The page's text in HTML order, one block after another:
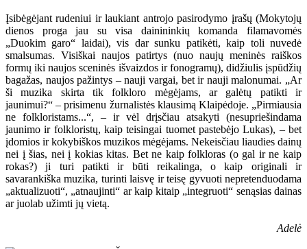
Įsibėgėjant rudeniui ir laukiant antrojo pasirodymo įrašų (Mokytojų
dienos proga jau su visa dainininkių komanda filamavomės
„Duokim garo“ laidai), vis dar sunku patikėti, kaip toli nuvedė
smalsumas. Visiškai naujos patirtys (nuo naujų meninės raiškos
formų iki naujos sceninės išvaizdos ir fonogramų), didžiulis įspūdžių
bagažas, naujos pažintys – nauji vargai, bet ir nauji malonumai. „Ar
ši muzika skirta tik folkloro mėgėjams, ar galėtų patikti ir
jaunimui?“ – prisimenu žurnalistės klausimą Klaipėdoje. „Pirmiausia
ne folkloristams...“, – ir vėl drįsčiau atsakyti (nesupriešindama
jaunimo ir folkloristų, kaip teisingai tuomet pastebėjo Lukas), – bet
įdomios ir kokybiškos muzikos mėgėjams. Nekeisčiau liaudies dainų
nei į šias, nei į kokias kitas. Bet ne kaip folkloras (o gal ir ne kaip
rokas?) ji turi patikti ir būti reikalinga, o kaip originali ir
savarankiška muzika, turinti laisvę ir teisę gyvuoti nepretenduodama
„aktualizuoti“, „atnaujinti“ ar kaip kitaip „integruoti“ senąsias dainas
ar juolab užimti jų vietą.
Adelė